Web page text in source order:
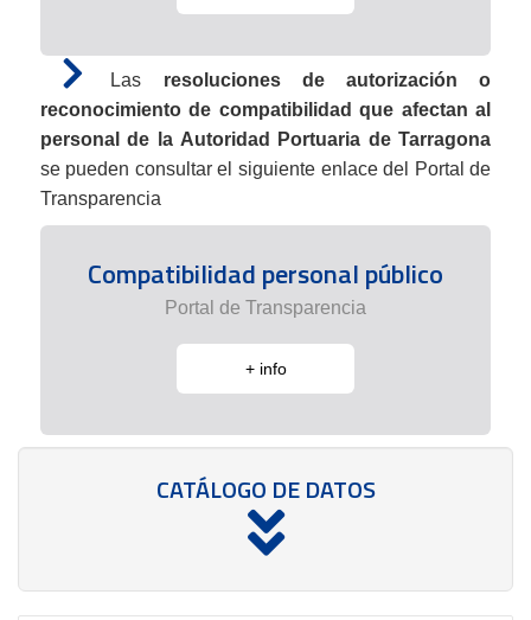
Las resoluciones de autorización o
reconocimiento de compatibilidad que afectan al
personal de la Autoridad Portuaria de Tarragona
se pueden consultar el siguiente enlace del Portal de
Transparencia
Compatibilidad personal público
Portal de Transparencia
+ info
CATÁLOGO DE DATOS